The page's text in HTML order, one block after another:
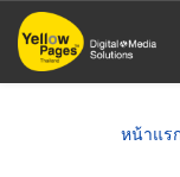
ข้าม
ไป
หน้าแร